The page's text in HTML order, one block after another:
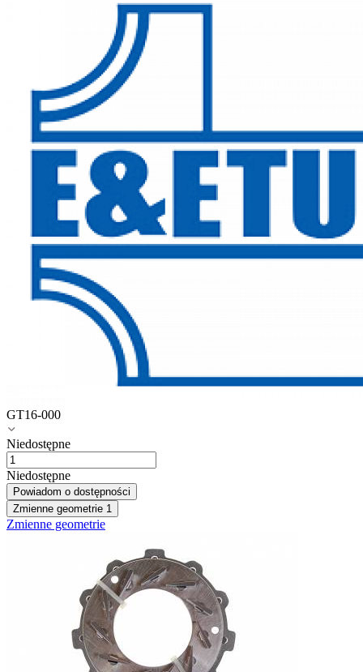
GT16-000
Niedostępne
Niedostępne
Powiadom o dostępności
Zmienne geometrie 1
Zmienne geometrie